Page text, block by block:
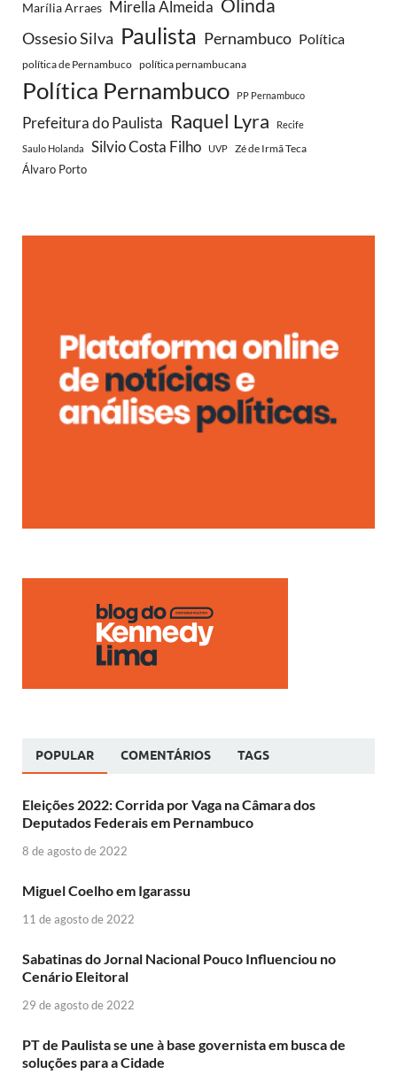
Marília Arraes Mirella Almeida Olinda
Ossesio Silva Paulista Pernambuco Política
política de Pernambuco política pernambucana
Política Pernambuco PP Pernambuco
Prefeitura do Paulista Raquel Lyra Recife
Saulo Holanda Silvio Costa Filho UVP Zé de Irmã Teca
Álvaro Porto
POPULAR COMENTÁRIOS TAGS
Eleições 2022: Corrida por Vaga na Câmara dos
Deputados Federais em Pernambuco
8 de agosto de 2022
Miguel Coelho em Igarassu
11 de agosto de 2022
Sabatinas do Jornal Nacional Pouco Influenciou no
Cenário Eleitoral
29 de agosto de 2022
PT de Paulista se une à base governista em busca de
soluções para a Cidade